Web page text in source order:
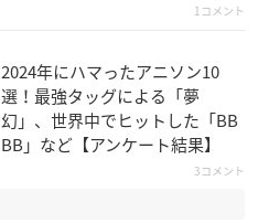
1コメント
2024年にハマったアニソン10
選！最強タッグによる「夢
幻」、世界中でヒットした「BB
BB」など【アンケート結果】
3コメント